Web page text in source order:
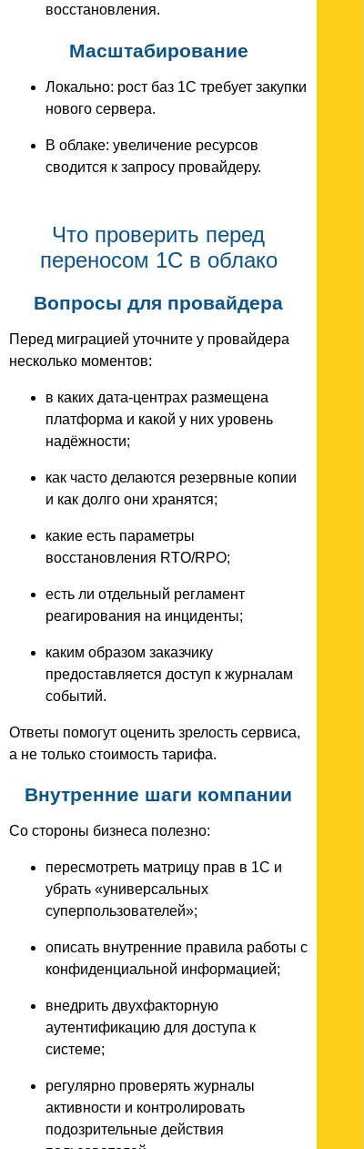
восстановления.
Масштабирование
Локально: рост баз 1С требует закупки
нового сервера.
В облаке: увеличение ресурсов
сводится к запросу провайдеру.
Что проверить перед
переносом 1С в облако
Вопросы для провайдера
Перед миграцией уточните у провайдера
несколько моментов:
в каких дата-центрах размещена
платформа и какой у них уровень
надёжности;
как часто делаются резервные копии
и как долго они хранятся;
какие есть параметры
восстановления RTO/RPO;
есть ли отдельный регламент
реагирования на инциденты;
каким образом заказчику
предоставляется доступ к журналам
событий.
Ответы помогут оценить зрелость сервиса,
а не только стоимость тарифа.
Внутренние шаги компании
Со стороны бизнеса полезно:
пересмотреть матрицу прав в 1С и
убрать «универсальных
суперпользователей»;
описать внутренние правила работы с
конфиденциальной информацией;
внедрить двухфакторную
аутентификацию для доступа к
системе;
регулярно проверять журналы
активности и контролировать
подозрительные действия